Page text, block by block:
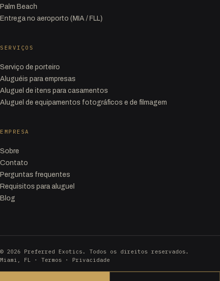
Palm Beach
Entrega no aeroporto (MIA / FLL)
SERVIÇOS
Serviço de porteiro
Aluguéis para empresas
Aluguel de itens para casamentos
Aluguel de equipamentos fotográficos e de filmagem
EMPRESA
Sobre
Contato
Perguntas frequentes
Requisitos para aluguel
Blog
© 2026 Preferred Exotics. Todos os direitos reservados.
Miami, FL · Termos · Privacidade